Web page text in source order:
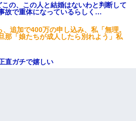
の、この人と結婚はないわと判断して
故で重体になっているらしく…
追加で400万の申し込み、私「無理。
那「娘たちが成人したら別れよう」私
直ガチで嬉しい